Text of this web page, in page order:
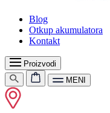
Blog
Otkup akumulatora
Kontakt
Proizvodi
MENI